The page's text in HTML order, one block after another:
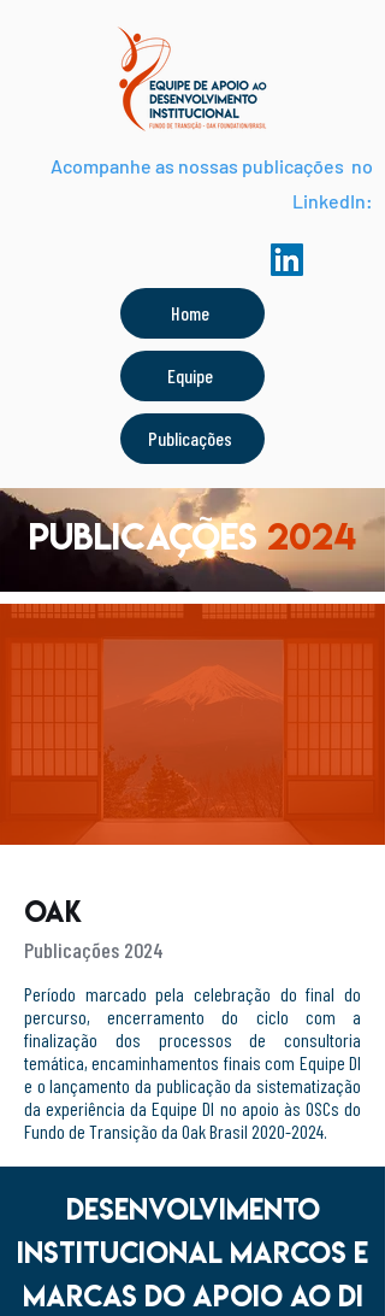
Acompanhe as nossas publicações no
LinkedIn:
Home
Equipe
Publicações
PUBLICAÇÕES2024
OAK
Publicações 2024
Período marcado pela celebração do final do
percurso, encerramento do ciclo com a
finalização dos processos de consultoria
temática, encaminhamentos finais com Equipe DI
e o lançamento da publicação da sistematização
da experiência da Equipe DI no apoio às OSCs do
Fundo de Transição da Oak Brasil 2020-2024.
DESENVOLVIMENTO
INSTITUCIONAL MARCOS E
MARCAS DO APOIO AO DI